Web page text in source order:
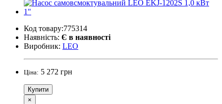
Код товару:775314
Наявність: Є в наявності
Виробник: LEO
Ціна: 5 272 грн
Купити
×